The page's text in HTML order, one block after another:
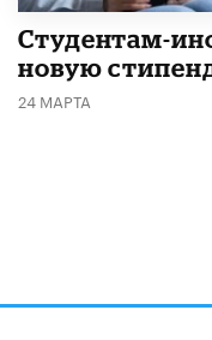
Студентам-
новую
24 МАРТА